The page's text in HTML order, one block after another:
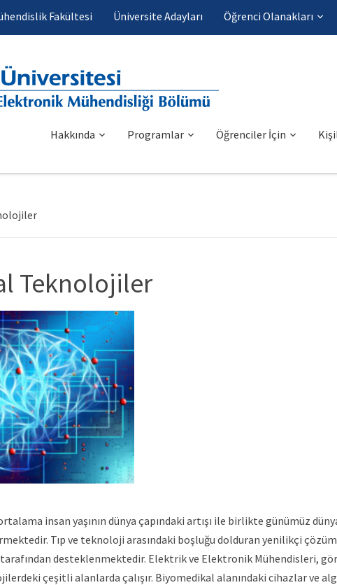
Fakültesi Üniversite Adayları Öğrenci Olanakları
Hakkında Programlar Öğrenciler İçin
Teknolojiler
insan yaşının dünya çapındaki artışı ile birlikte günümüz
Tıp ve teknoloji arasındaki boşluğu dolduran yenilikçi
desteklenmektedir. Elektrik ve Elektronik Mühendisleri,
çeşitli alanlarda çalışır. Biyomedikal alanındaki cihazlar ve